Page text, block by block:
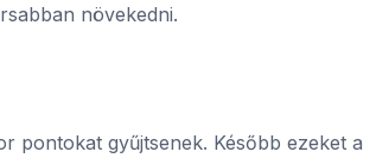
növekedni.
pontokat gyűjtsenek. Később ezeket a